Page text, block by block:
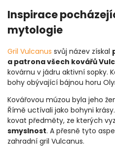
Inspirace
mytologie
Gril Vulcanus svůj název získal
a patrona všech kovářů
kovárnu v jádru aktivní sopky.
bohy obývající bájnou horu
Kovářovou múzou byla jeho
Římě uctívali jako bohyni
kovat předměty, ze kterých
smyslnost. A přesně tyto
zahradní gril Vulcanus.